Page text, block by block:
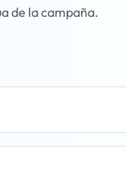
de la campaña.